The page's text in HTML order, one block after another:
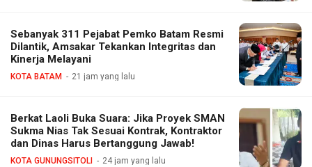
Sebanyak 311 Pejabat Pemko Batam Resmi
Dilantik, Amsakar Tekankan Integritas dan
Kinerja Melayani
KOTA BATAM 21 jam yang lalu
Berkat Laoli Buka Suara: Jika Proyek SMAN
Sukma Nias Tak Sesuai Kontrak, Kontraktor
dan Dinas Harus Bertanggung Jawab!
KOTA GUNUNGSITOLI 24 jam yang lalu